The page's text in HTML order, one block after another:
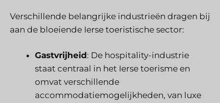
Verschillende belangrijke industrieën dragen bij
aan de bloeiende Ierse toeristische sector:
Gastvrijheid: De hospitality-industrie
staat centraal in het Ierse toerisme en
omvat verschillende
accommodatiemogelijkheden, van luxe